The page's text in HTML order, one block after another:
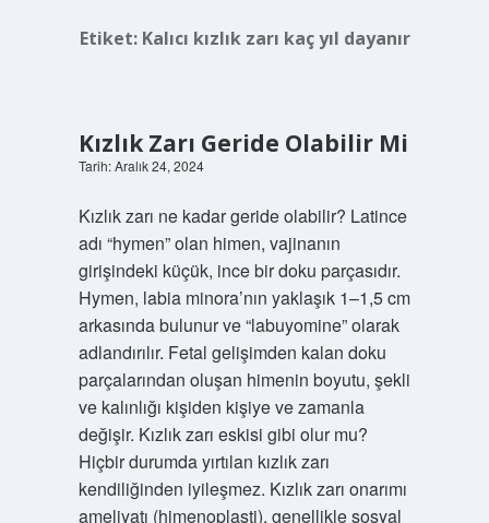
Etiket: Kalıcı kızlık zarı kaç yıl dayanır
Kızlık Zarı Geride Olabilir Mi
Tarih: Aralık 24, 2024
Kızlık zarı ne kadar geride olabilir? Latince
adı “hymen” olan himen, vajinanın
girişindeki küçük, ince bir doku parçasıdır.
Hymen, labia minora’nın yaklaşık 1–1,5 cm
arkasında bulunur ve “labuyomine” olarak
adlandırılır. Fetal gelişimden kalan doku
parçalarından oluşan himenin boyutu, şekli
ve kalınlığı kişiden kişiye ve zamanla
değişir. Kızlık zarı eskisi gibi olur mu?
Hiçbir durumda yırtılan kızlık zarı
kendiliğinden iyileşmez. Kızlık zarı onarımı
ameliyatı (himenoplasti), genellikle sosyal